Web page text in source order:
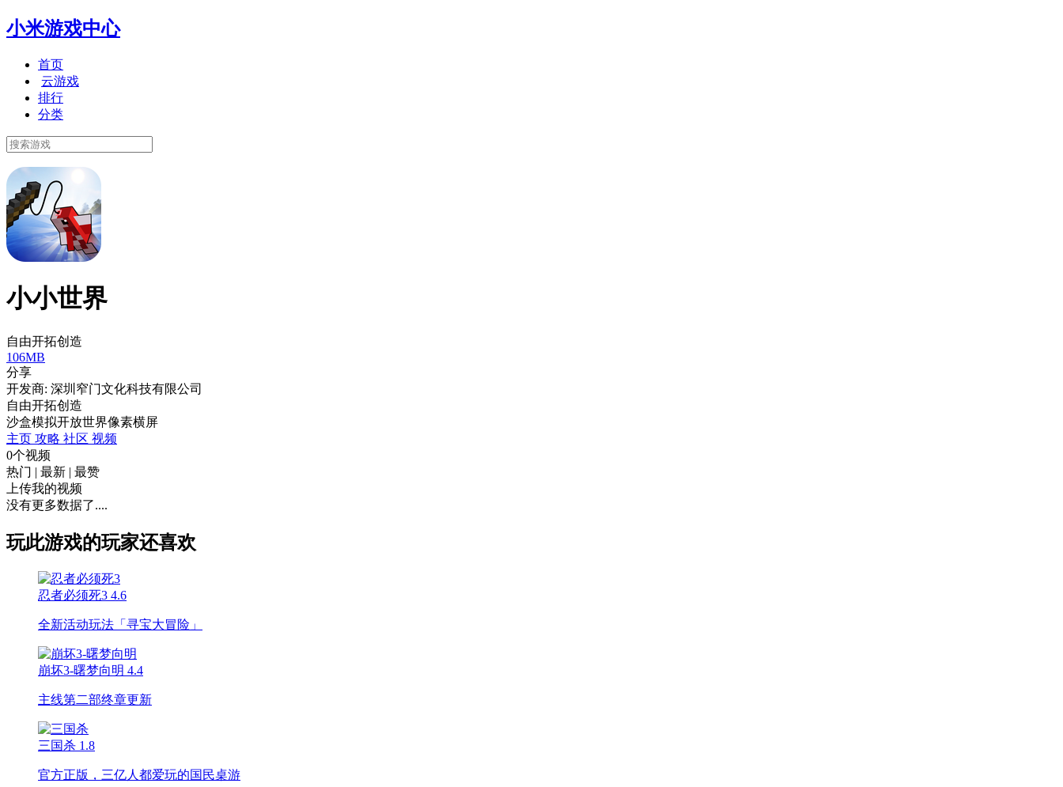
小米游戏中心
首页
云游戏
排行
分类
小小世界
自由开拓创造
106MB
分享
开发商: 深圳窄门文化科技有限公司
自由开拓创造
沙盒模拟开放世界像素横屏
主页 攻略 社区 视频
0个视频
热门 | 最新 | 最赞
上传我的视频
没有更多数据了....
玩此游戏的玩家还喜欢
忍者必须死3 4.6
全新活动玩法「寻宝大冒险」
崩坏3-曙梦向明 4.4
主线第二部终章更新
三国杀 1.8
官方正版，三亿人都爱玩的国民桌游